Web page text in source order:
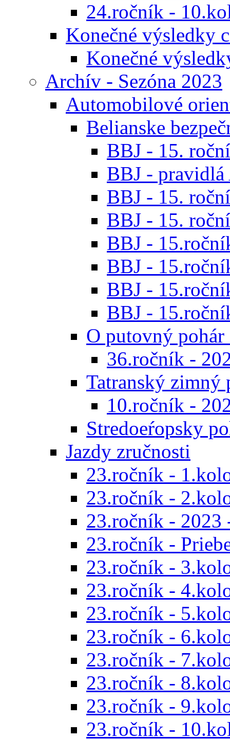
24.ročník -
Konečné výsledky
Konečné
Archív - Sezóna 2023
Automobilové
Belianske
BBJ - 15.
BBJ - pravidlá
BBJ - 15.
BBJ - 15.
BBJ -
BBJ -
BBJ -
BBJ -
O putovný
36.ročník -
Tatranský zimný
10.ročník -
Stredoeŕopsky
Jazdy zručnosti
23.ročník -
23.ročník -
23.ročník - 2023
23.ročník -
23.ročník -
23.ročník -
23.ročník -
23.ročník -
23.ročník -
23.ročník -
23.ročník -
23.ročník -